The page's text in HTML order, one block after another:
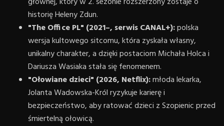
historię Heleny Zdun.
"The Office PL" (2021–, serwis CANAL+):polska
wersja kultowego sitcomu, która zyskała własny,
unikalny charakter, a dzięki postaciom Michała Holca i
Dariusza Wasiaka stała się fenomenem.
"Ołowiane dzieci" (2026, Netflix):młoda lekarka,
Jolanta Wadowska-Król ryzykuje karierę i
bezpieczeństwo, aby ratować dzieci z Szopienic przed
śmiertelną ołowicą.